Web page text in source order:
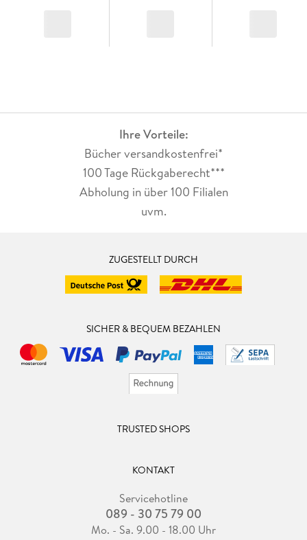
Ihre Vorteile:
Bücher versandkostenfrei*
100 Tage Rückgaberecht***
Abholung in über 100 Filialen
uvm.
ZUGESTELLT DURCH
SICHER & BEQUEM BEZAHLEN
TRUSTED SHOPS
KONTAKT
Servicehotline
089 - 30 75 79 00
Mo. - Sa. 9.00 - 18.00 Uhr